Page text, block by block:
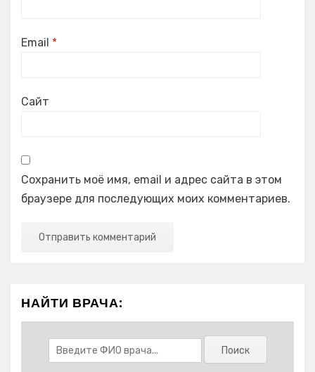
Email *
Сайт
Сохранить моё имя, email и адрес сайта в этом
браузере для последующих моих комментариев.
НАЙТИ ВРАЧА: